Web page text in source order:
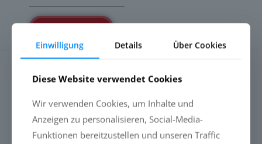
Mehr erfahren
SUCHE
Einwilligung Details Über Cookies
Diese Website verwendet Cookies
Wir verwenden Cookies, um Inhalte und
Anzeigen zu personalisieren, Social-Media-
Funktionen bereitzustellen und unseren Traffic